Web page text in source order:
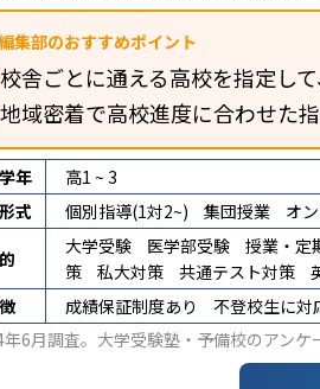
集部のおすすめポイント
校舎ごとに通える高校を指定し
地域密着で高校進度に合わせた
年
高1 ~ 3
式
個別指導(1対2~) 集団授業 オ
大学受験 医学部受験 授業・定
策
私大対策 共通テスト対策
成績保証制度あり 不登校生に対
6月調査。 大学受験塾・予備校のアンケ